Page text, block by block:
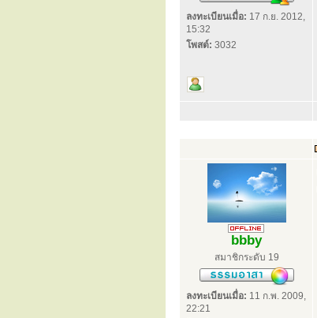
ลงทะเบียนเมื่อ: 17 ก.ย. 2012,
15:32
โพสต์: 3032
bbby
สมาชิกระดับ 19
ลงทะเบียนเมื่อ: 11 ก.พ. 2009,
22:21